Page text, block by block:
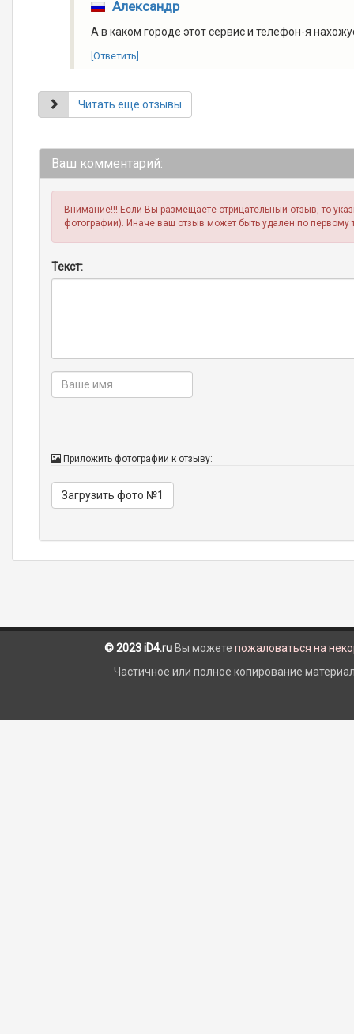
Александр
А в каком городе этот сервис и телефон-я
[Ответить]
Читать еще отзывы
Ваш комментарий:
Внимание!!! Если Вы размещаете отрицательный отзыв, то
фотографии). Иначе ваш отзыв может быть удален по первому
Текст:
Приложить фотографии к отзыву:
Загрузить фото №1
© 2023 iD4.ru Вы можете пожаловаться на
Частичное или полное копирование